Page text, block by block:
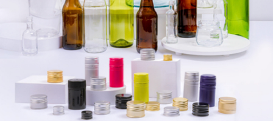
Embalagens
de vidro para
Linha farmacêutica